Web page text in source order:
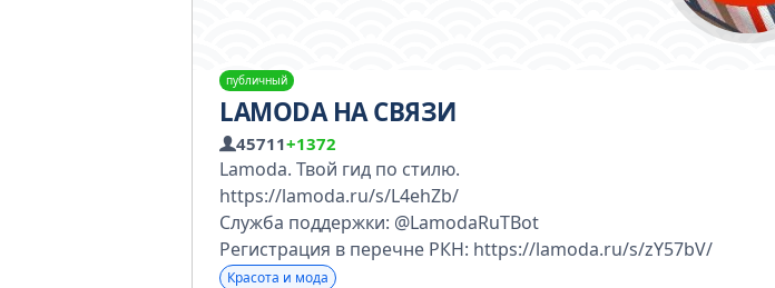
публичный
LAMODA НА СВЯЗИ
45711+1372
Lamoda. Твой гид по стилю.
https://lamoda.ru/s/L4ehZb/
Служба поддержки: @LamodaRuTBot
Регистрация в перечне РКН: https://lamoda.ru/s/zY57bV/
Красота и мода